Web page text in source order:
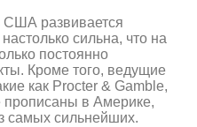
США развивается
сильна, что на
постоянно
Кроме того, ведущие
как Procter & Gamble,
прописаны в Америке,
самых сильнейших.